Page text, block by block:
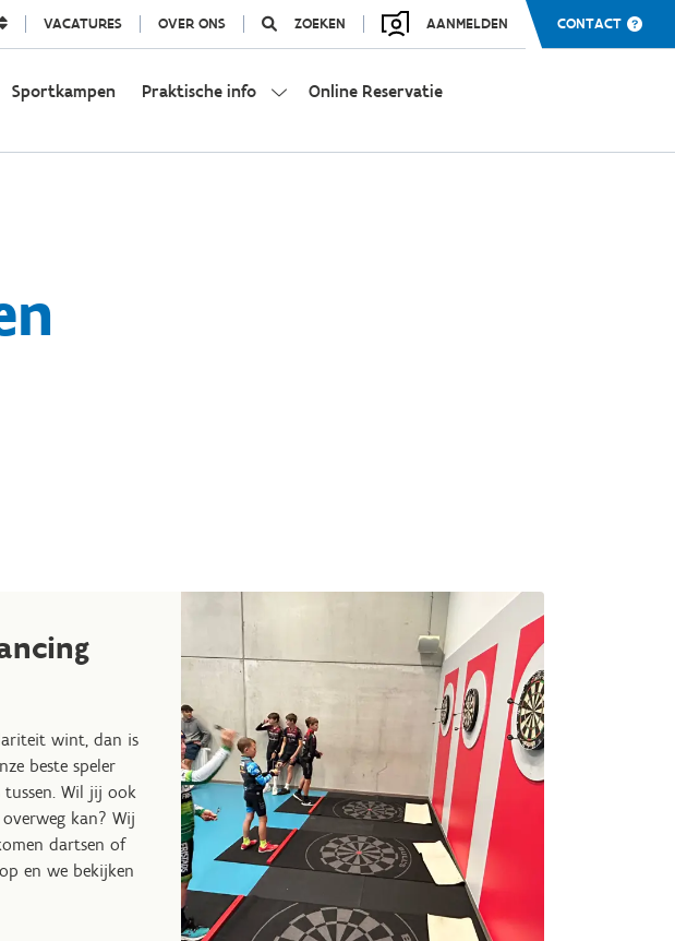
VACATURES OVER ONS ZOEKEN AANMELDEN CONTACT
Sportkampen Praktische info Online Reservatie
wint, dan is
beste speler
Wil jij ook
kan? Wij
dartsen of
en we bekijken